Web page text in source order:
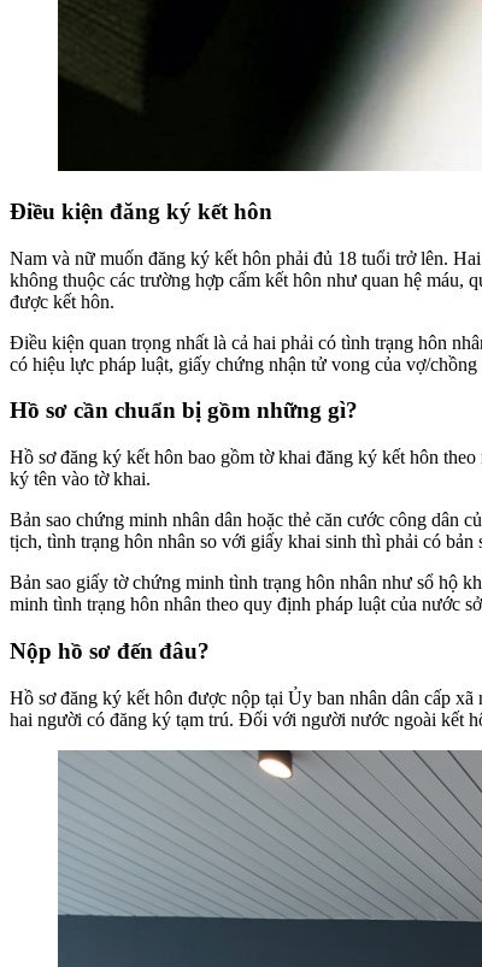
Điều kiện đăng ký kết hôn
Nam và nữ muốn đăng ký kết hôn phải đủ 18 tuổi trở lên.
không thuộc các trường hợp cấm kết hôn như quan hệ máu,
được kết hôn.
Điều kiện quan trọng nhất là cả hai phải có tình trạng hôn
có hiệu lực pháp luật, giấy chứng nhận tử vong của vợ/chồng
Hồ sơ cần chuẩn bị gồm những gì?
Hồ sơ đăng ký kết hôn bao gồm tờ khai đăng ký kết hôn
ký tên vào tờ khai.
Bản sao chứng minh nhân dân hoặc thẻ căn cước công dân
tịch, tình trạng hôn nhân so với giấy khai sinh thì phải có
Bản sao giấy tờ chứng minh tình trạng hôn nhân như sổ hộ
minh tình trạng hôn nhân theo quy định pháp luật của nước
Nộp hồ sơ đến đâu?
Hồ sơ đăng ký kết hôn được nộp tại Ủy ban nhân dân cấp
hai người có đăng ký tạm trú. Đối với người nước ngoài kết